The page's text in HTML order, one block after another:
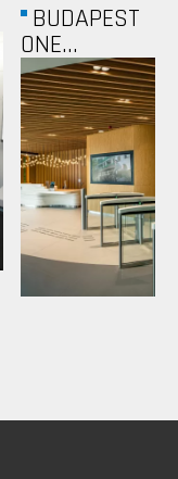
GENERAL
MOTORS